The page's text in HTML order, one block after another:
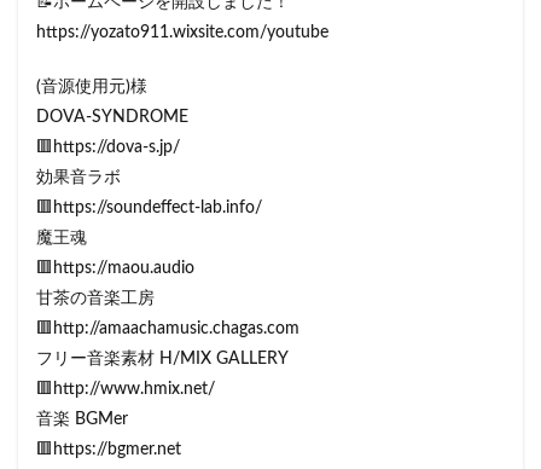
https://yozato911.wixsite.com/youtube
(音源使用元)様
DOVA-SYNDROME
🟥https://dova-s.jp/
効果音ラボ
🟥https://soundeffect-lab.info/
魔王魂
🟥https://maou.audio
甘茶の音楽工房
🟥http://amaachamusic.chagas.com
フリー音楽素材 H/MIX GALLERY
🟥http://www.hmix.net/
音楽 BGMer
🟥https://bgmer.net